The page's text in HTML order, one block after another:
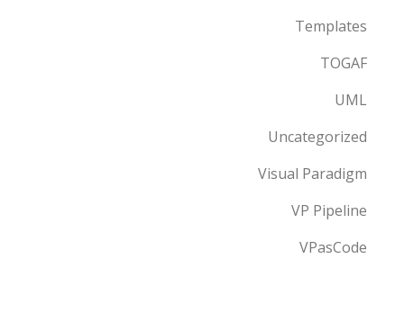
Templates
TOGAF
UML
Uncategorized
Visual Paradigm
VP Pipeline
VPasCode